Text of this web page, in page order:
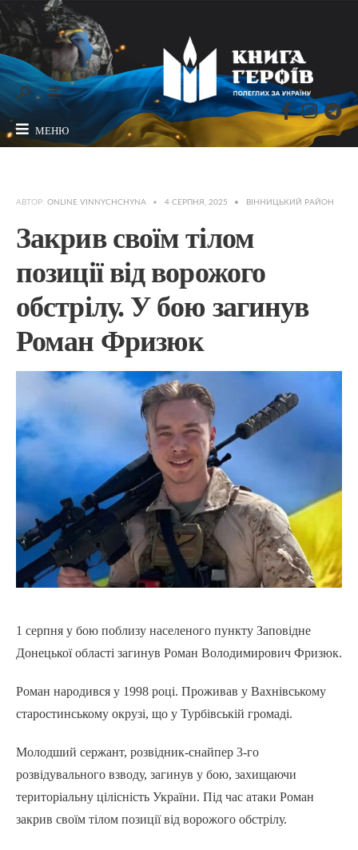
МЕНЮ
АВТОР: ONLINE VINNYCHCHYNA • 4 СЕРПНЯ, 2025 • ВІННИЦЬКИЙ РАЙОН
Закрив своїм тілом
позиції від ворожого
обстрілу. У бою загинув
Роман Фризюк
1 серпня у бою поблизу населеного пункту Заповідне
Донецької області загинув Роман Володимирович Фризюк.
Роман народився у 1998 році. Проживав у Вахнівському
старостинському окрузі, що у Турбівській громаді.
Молодший сержант, розвідник-снайпер 3-го
розвідувального взводу, загинув у бою, захищаючи
територіальну цілісність України. Під час атаки Роман
закрив своїм тілом позиції від ворожого обстрілу.